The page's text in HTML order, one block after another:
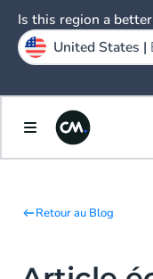
Retour au Blog
Is this region a
United States |